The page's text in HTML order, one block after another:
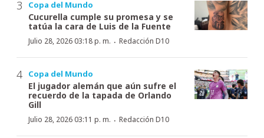
Copa del Mundo
Cucurella cumple su promesa y se
tatúa la cara de Luis de la Fuente
Julio 28, 2026 03:18 p. m. · Redacción D10
Copa del Mundo
El jugador alemán que aún sufre el
recuerdo de la tapada de Orlando
Gill
Julio 28, 2026 03:11 p. m. · Redacción D10